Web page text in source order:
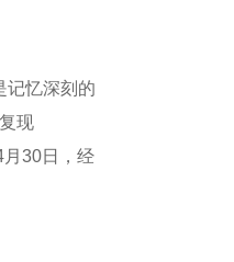
记忆深刻的
现
30日，经